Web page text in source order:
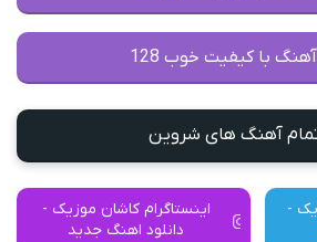
آهنگ با کیفیت خوب 128
تمام آهنگ های شروین
-
اینستاگرام کاشان موزیک -
دانلود اهنگ جدید